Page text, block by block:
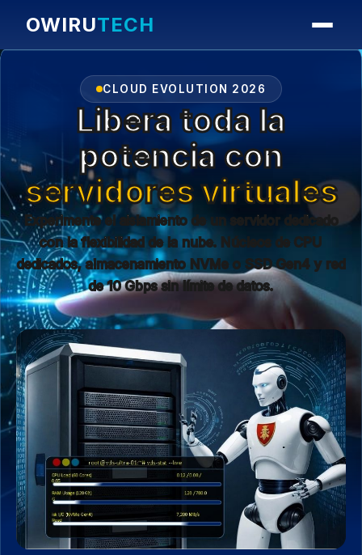
OWIRUTECH
CLOUD EVOLUTION 2026
Libera toda la
potencia con
servidores virtuales
Experimente el aislamiento de un servidor dedicado
con la flexibilidad de la nube. Núcleos de CPU
dedicados, almacenamiento NVMe o SSD Gen4 y red
de 10 Gbps sin límite de datos.